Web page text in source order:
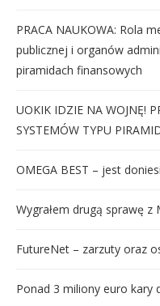
PRACA NAUKOWA: Rola
publicznej i organów
piramidach finansowych
UOKIK IDZIE NA WOJNĘ!
SYSTEMÓW TYPU
OMEGA BEST – jest
Wygrałem drugą sprawę z
FutureNet – zarzuty oraz
Ponad 3 miliony euro kary